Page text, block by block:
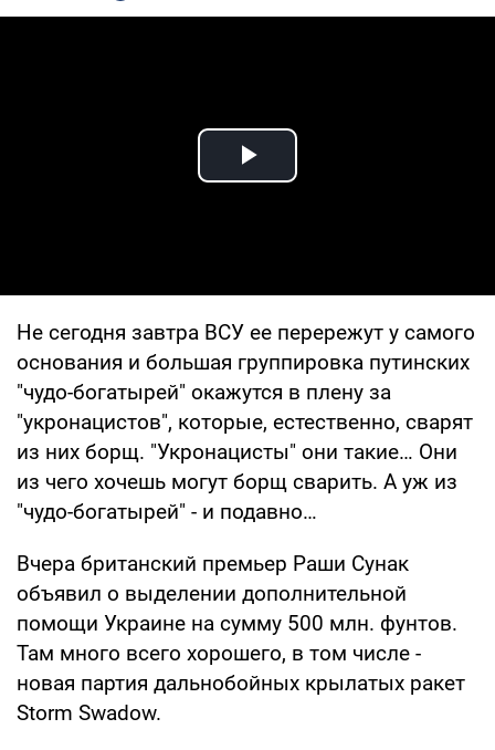
Play Video
Не сегодня завтра ВСУ ее перережут у самого
основания и большая группировка путинских
"чудо-богатырей" окажутся в плену за
"укронацистов", которые, естественно, сварят
из них борщ. "Укронацисты" они такие… Они
из чего хочешь могут борщ сварить. А уж из
"чудо-богатырей" - и подавно…
Вчера британский премьер Раши Сунак
объявил о выделении дополнительной
помощи Украине на сумму 500 млн. фунтов.
Там много всего хорошего, в том числе -
новая партия дальнобойных крылатых ракет
Storm Swadow.